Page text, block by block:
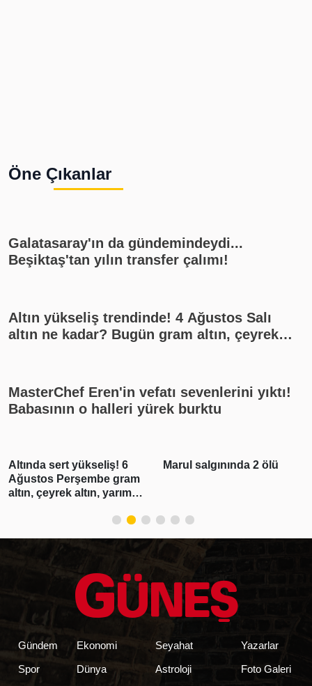
Öne Çıkanlar
Galatasaray'ın da gündemindeydi...
Beşiktaş'tan yılın transfer çalımı!
Altın yükseliş trendinde! 4 Ağustos Salı
altın ne kadar? Bugün gram altın, çeyrek
rakamları, canlı takip
MasterChef Eren'in vefatı sevenlerini yıktı!
Babasının o halleri yürek burktu
Altında sert yükseliş! 6
Ağustos Perşembe gram
altın, çeyrek altın, yarım
Marul salgınında 2 ölü
Gündem
Spor
Ekonomi
Dünya
Seyahat
Astroloji
Yazarlar
Foto Galeri